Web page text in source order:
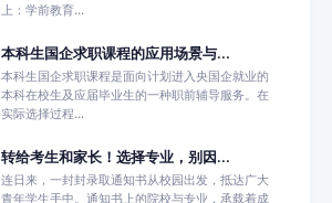
上：学前教育...
本科生国企求职课程的应用场景与...
本科生国企求职课程是面向计划进入央国企就业的
本科在校生及应届毕业生的一种职前辅导服务。在
实际选择过程...
转给考生和家长！选择专业，别因...
连日来，一封封录取通知书从校园出发，抵达广大
青年学生手中。通知书上的院校与专业，承载着成